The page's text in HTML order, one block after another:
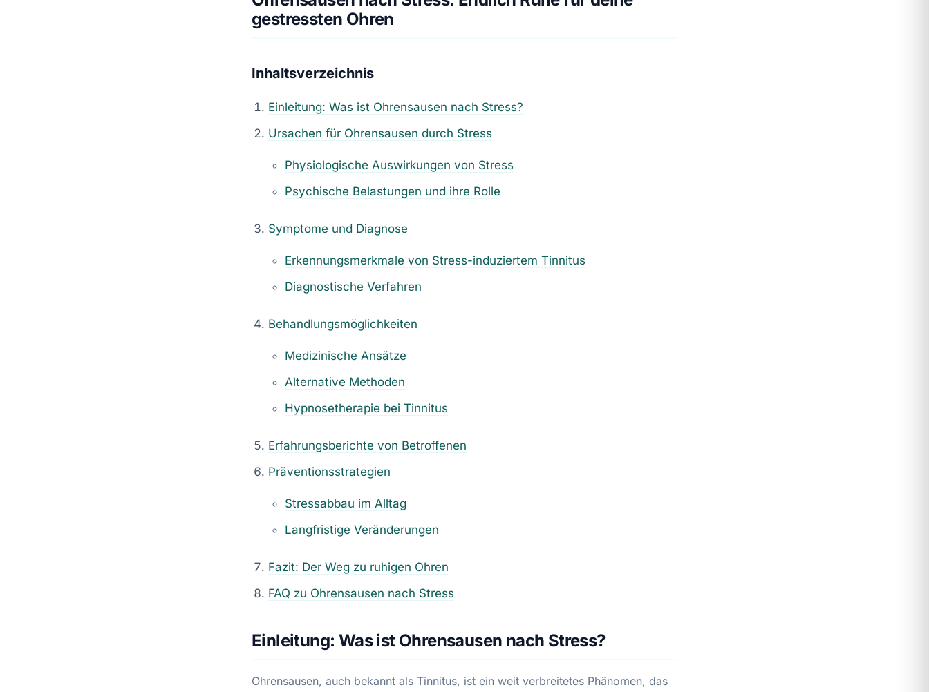
gestressten Ohren
Inhaltsverzeichnis
Einleitung: Was ist Ohrensausen nach Stress?
Ursachen für Ohrensausen durch Stress
Physiologische Auswirkungen von Stress
Psychische Belastungen und ihre Rolle
Symptome und Diagnose
Erkennungsmerkmale von Stress-induziertem Tinnitus
Diagnostische Verfahren
Behandlungsmöglichkeiten
Medizinische Ansätze
Alternative Methoden
Hypnosetherapie bei Tinnitus
Erfahrungsberichte von Betroffenen
Präventionsstrategien
Stressabbau im Alltag
Langfristige Veränderungen
Fazit: Der Weg zu ruhigen Ohren
FAQ zu Ohrensausen nach Stress
Einleitung: Was ist Ohrensausen nach Stress?
Ohrensausen, auch bekannt als Tinnitus, ist ein weit verbreitetes Phänomen, das